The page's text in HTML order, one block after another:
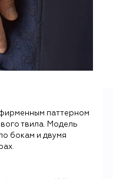
паттерном
твила. Модель
бокам и двумя